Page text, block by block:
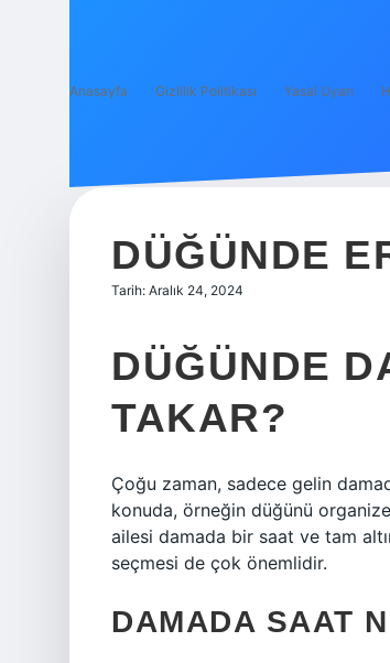
Anasayfa Gizlilik Politikası Yasal Uyarı
DÜĞÜNDE
Tarih: Aralık 24, 2024
DÜĞÜNDE
TAKAR?
Çoğu zaman, sadece gelin
konuda, örneğin düğünü
ailesi damada bir saat ve tam
seçmesi de çok önemlidir.
DAMADA SAAT